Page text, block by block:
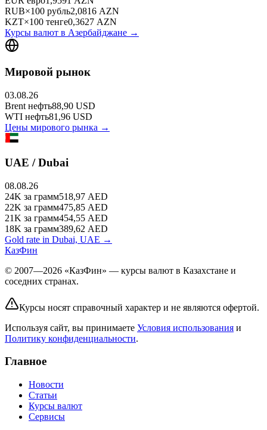
RUB×100 рубль2,0816 AZN
KZT×100 тенге0,3627 AZN
Курсы валют в Азербайджане →
Мировой рынок
03.08.26
Brent нефть88,90 USD
WTI нефть81,96 USD
Цены мирового рынка →
UAE / Dubai
08.08.26
24K за грамм518,97 AED
22K за грамм475,85 AED
21K за грамм454,55 AED
18K за грамм389,62 AED
Gold rate in Dubai, UAE →
КазФин
© 2007—2026 «КазФин» — курсы валют в Казахстане и
соседних странах.
Курсы носят справочный характер и не являются офертой.
Используя сайт, вы принимаете Условия использования и
Политику конфиденциальности.
Главное
Новости
Статьи
Курсы валют
Сервисы